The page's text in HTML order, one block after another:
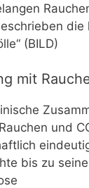
die
(BILD)
mit
und
bis zu